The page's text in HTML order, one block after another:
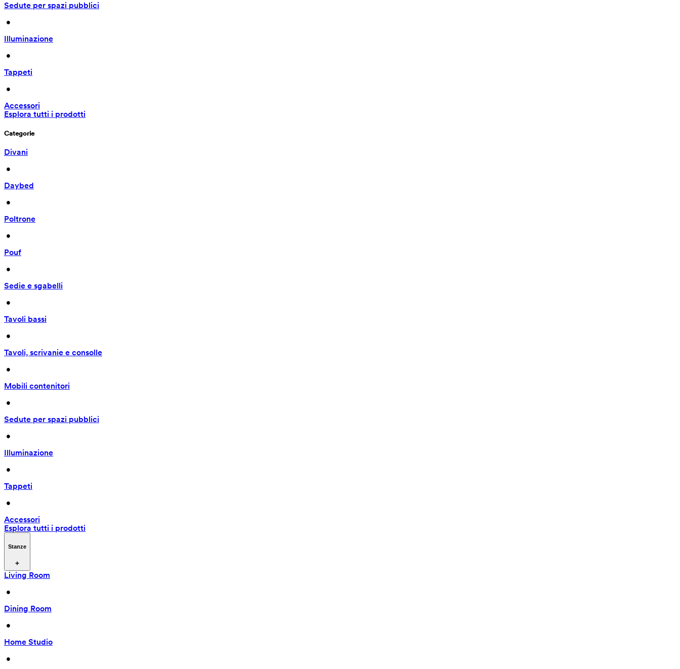
Sedute per spazi pubblici
•
Illuminazione
•
Tappeti
•
Accessori
Esplora tutti i prodotti
Categorie
Divani
•
Daybed
•
Poltrone
•
Pouf
•
Sedie e sgabelli
•
Tavoli bassi
•
Tavoli, scrivanie e consolle
•
Mobili contenitori
•
Sedute per spazi pubblici
•
Illuminazione
•
Tappeti
•
Accessori
Esplora tutti i prodotti
Stanze
Living Room
•
Dining Room
•
Home Studio
•